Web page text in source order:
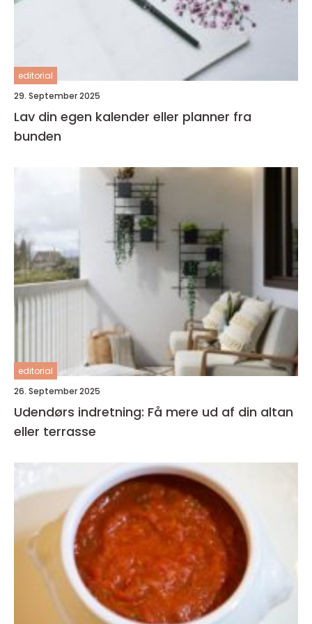
editorial
29. September 2025
Lav din egen kalender eller planner fra
bunden
editorial
26. September 2025
Udendørs indretning: Få mere ud af din altan
eller terrasse